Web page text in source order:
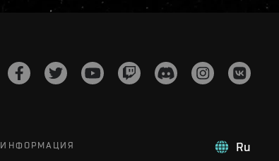
Ru
ИНФОРМАЦИЯ